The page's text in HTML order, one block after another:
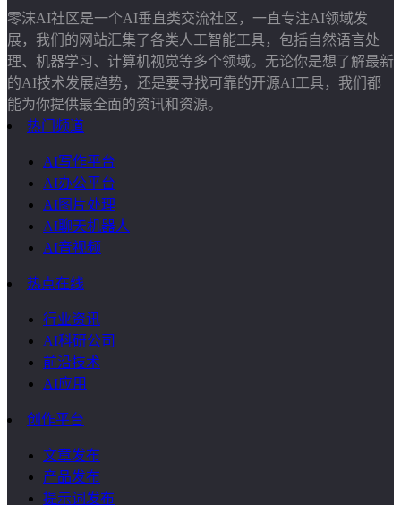
零沫AI社区是一个AI垂直类交流社区，一直专注AI领域发
展，我们的网站汇集了各类人工智能工具，包括自然语言处
理、机器学习、计算机视觉等多个领域。无论你是想了解最新
的AI技术发展趋势，还是要寻找可靠的开源AI工具，我们都
能为你提供最全面的资讯和资源。
热门频道
AI写作平台
AI办公平台
AI图片处理
AI聊天机器人
AI音视频
热点在线
行业资讯
AI科研公司
前沿技术
AI应用
创作平台
文章发布
产品发布
提示词发布